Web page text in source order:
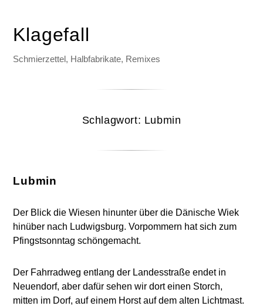
Klagefall
Schmierzettel, Halbfabrikate, Remixes
Schlagwort: Lubmin
Lubmin
Der Blick die Wiesen hinunter über die Dänische Wiek
hinüber nach Ludwigsburg. Vorpommern hat sich zum
Pfingstsonntag schöngemacht.
Der Fahrradweg entlang der Landesstraße endet in
Neuendorf, aber dafür sehen wir dort einen Storch,
mitten im Dorf, auf einem Horst auf dem alten Lichtmast.